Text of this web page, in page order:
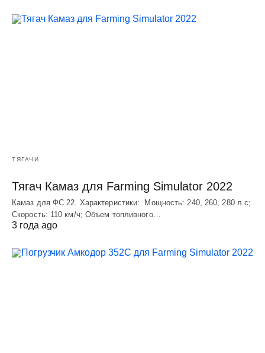
ТЯГАЧИ
Тягач Камаз для Farming Simulator 2022
Камаз для ФС 22. Характеристики: Мощность: 240, 260, 280 л.с;
Скорость: 110 км/ч; Объем топливного…
3 года ago